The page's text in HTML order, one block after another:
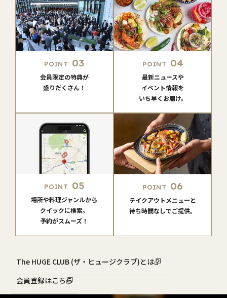
POINT 03
会員限定の特典が
盛りだくさん！
POINT 04
最新ニュースや
イベント情報を
いち早くお届け。
POINT 05
場所や料理ジャンルから
クイックに検索。
予約がスムーズ！
POINT 06
テイクアウトメニューと
待ち時間なしでご提供。
The HUGE CLUB (ザ・ヒュージクラブ)とは？
会員登録はこちら